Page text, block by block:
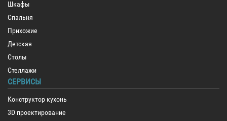
Шкафы
Спальня
Прихожие
Детская
Столы
Стеллажи
СЕРВИСЫ
Конструктор кухонь
3D проектирование